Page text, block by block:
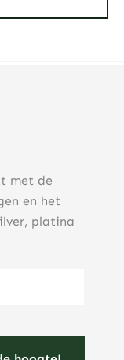
met de
en het
platina